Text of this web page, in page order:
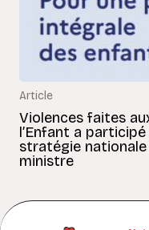
Article
Violences faites
l’Enfant a
stratégie
ministre